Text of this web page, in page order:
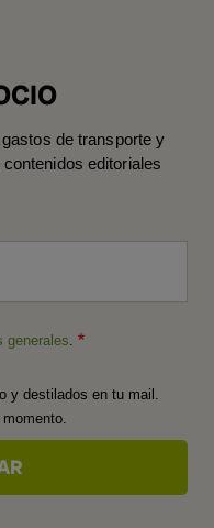
de transporte y
editoriales
generales.
y destilados en tu mail.